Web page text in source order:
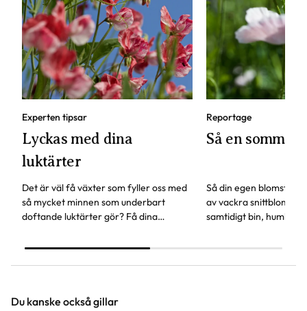
Experten tipsar
Lyckas med dina
luktärter
Det är väl få växter som fyller oss med
så mycket minnen som underbart
doftande luktärter gör? Få dina
här är experttipsen!
Reportage
Så en
Så din egen
av vackra
samtidigt bin, humlor
Trädgårdsprofilen
Du kanske också gillar